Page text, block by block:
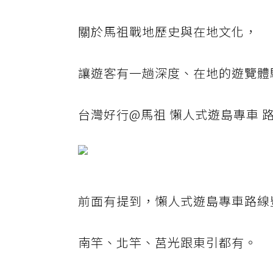
關於馬祖戰地歷史與在地文化，
讓遊客有一趟深度、在地的遊覽體
台灣好行@馬祖 懶人式遊島專車
前面有提到，懶人式遊島專車路線
南竿、北竿、莒光跟東引都有。